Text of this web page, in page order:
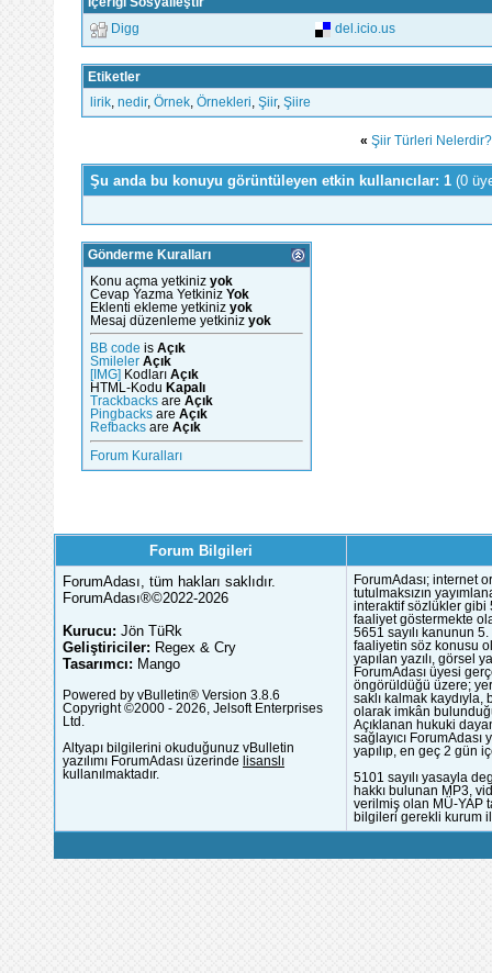
Digg del.icio.us
Etiketler
lirik nedir, Örnek Örnekleri Şiir, Şiire
« Şiir Türleri Nelerdir?
Şu anda bu konuyu görüntüleyen etkin kullanıcılar: 1 (0
Gönderme Kuralları
Konu açma yetkiniz yok
Cevap Yazma Yetkiniz Yok
Eklenti ekleme yetkiniz yok
Mesaj düzenleme yetkiniz yok
BB code is Açık
Smileler Açık
[IMG]
Kodları Açık
HTML-Kodu Kapalı
Trackbacks are Açık
Pingbacks are Açık
Refbacks are Açık
Forum Kuralları
Forum Bilgileri
ForumAdası, tüm hakları saklıdır.
ForumAdası®©2022-2026
Kurucu: Jön TüRk
Geliştiriciler: Regex & Cry
Tasarımcı: Mango
Powered by vBulletin® Version 3.8.6
Copyright ©2000 - 2026, Jelsoft Enterprises
Ltd.
Altyapı bilgilerini okuduğunuz vBulletin
yazılımı ForumAdası üzerinde lisanslı
kullanılmaktadır.
ForumAdası; internet
tutulmaksızın
interaktif sözlükler gibi
faaliyet göstermekte
5651 sayılı kanunun
faaliyetin söz konusu
yapılan yazılı, görsel
ForumAdası üyesi
öngörüldüğü üzere;
saklı kalmak
olarak imkân
Açıklanan hukuki
sağlayıcı
yapılıp, en geç 2 gün
5101 sayılı yasayla
hakkı bulunan MP3,
verilmiş olan MÜ-YAP
bilgileri gerekli kurum